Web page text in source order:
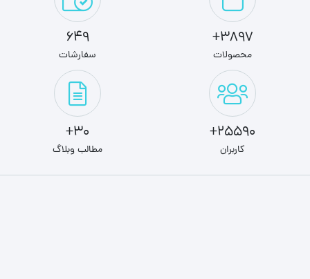
3897+
محصولات
649
سفارشات
25590+
کاربران
30+
مطالب وبلاگ